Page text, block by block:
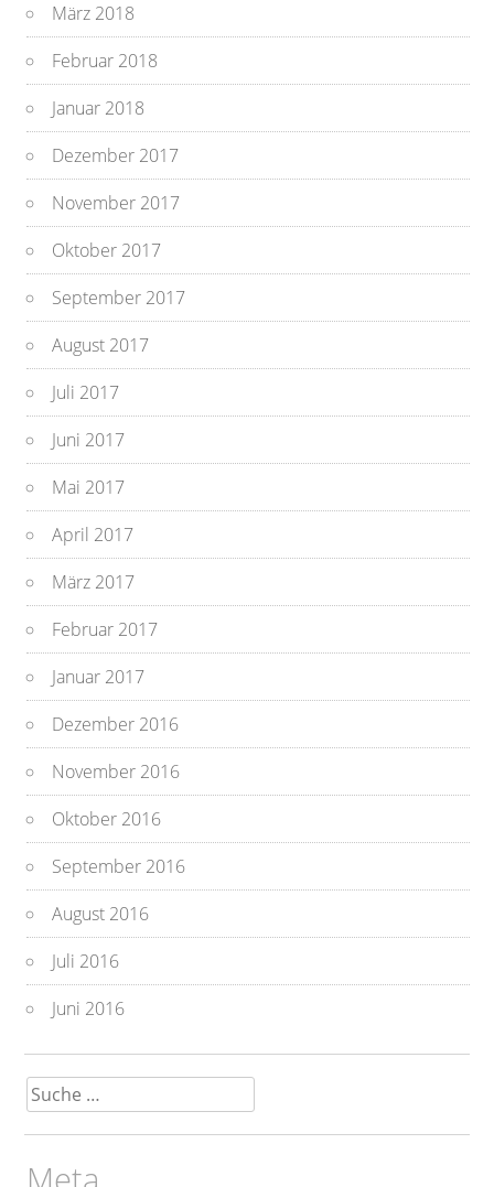
März 2018
Februar 2018
Januar 2018
Dezember 2017
November 2017
Oktober 2017
September 2017
August 2017
Juli 2017
Juni 2017
Mai 2017
April 2017
März 2017
Februar 2017
Januar 2017
Dezember 2016
November 2016
Oktober 2016
September 2016
August 2016
Juli 2016
Juni 2016
Suche
nach: